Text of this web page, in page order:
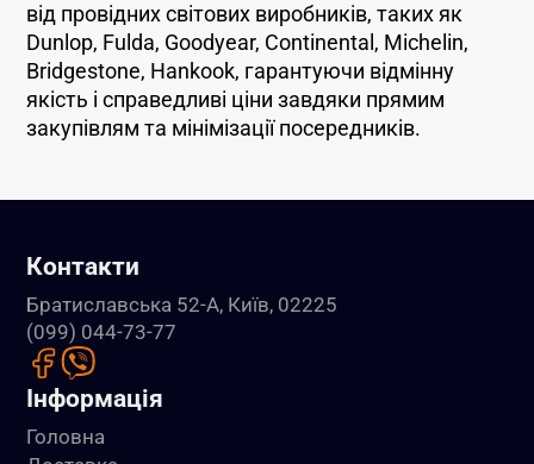
від провідних світових виробників, таких як
Dunlop, Fulda, Goodyear, Continental, Michelin,
Bridgestone, Hankook, гарантуючи відмінну
якість і справедливі ціни завдяки прямим
закупівлям та мінімізації посередників.
Контакти
Братиславська 52-А, Київ, 02225
(099) 044-73-77
Інформація
Головна